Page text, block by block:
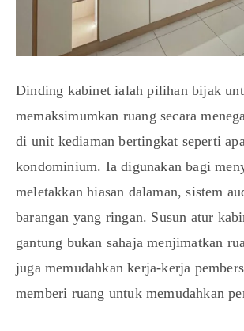
Dinding kabinet ialah pilihan bijak
memaksimumkan ruang secara
di unit kediaman bertingkat seperti
kondominium. Ia digunakan bagi
meletakkan hiasan dalaman, sistem
barangan yang ringan. Susun atur
gantung bukan sahaja menjimatkan
juga memudahkan kerja-kerja
memberi ruang untuk memudahkan